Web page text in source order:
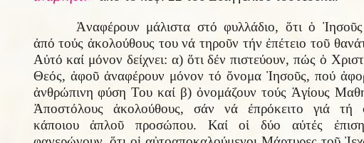
Ἀναφέρουν μάλιστα στό φυλλάδιο, ὅτι ὁ
ἀπό τούς ἀκολούθους του νά τηροῦν τήν ἐπέτειο τοῦ
Αὐτό καί μόνον δείχνει: α) ὅτι δέν πιστεύουν, πώς ὁ
Θεός, ἀφοῦ ἀναφέρουν μόνον τό ὄνομα Ἰησοῦς, πού
ἀνθρώπινη φύση Του καί β) ὀνομάζουν τούς Ἁγίους
Ἀποστόλους ἀκολούθους, σάν νά ἐπρόκειτο γιά τή
κάποιου ἁπλοῦ προσώπου. Καί οἱ δύο αὐτές